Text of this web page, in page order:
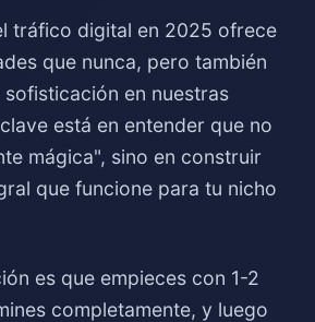
tráfico digital en 2025 ofrece
que nunca, pero también
en nuestras
está en entender que no
mágica", sino en construir
que funcione para tu nicho
es que empieces con 1-2
completamente, y luego